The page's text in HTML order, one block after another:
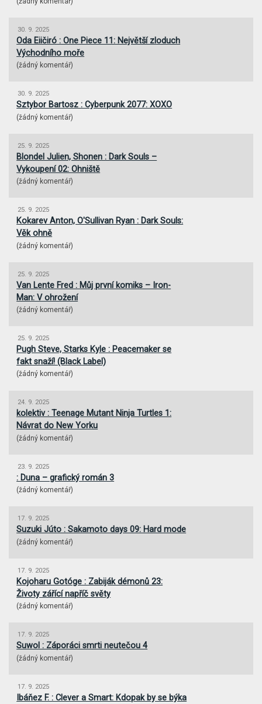
30. 9. 2025
Oda Eiičiró : One Piece 11: Největší zloduch
Východního moře
(žádný komentář)
30. 9. 2025
Sztybor Bartosz : Cyberpunk 2077: XOXO
(žádný komentář)
25. 9. 2025
Blondel Julien, Shonen : Dark Souls –
Vykoupení 02: Ohniště
(žádný komentář)
25. 9. 2025
Kokarev Anton, O'Sullivan Ryan : Dark Souls:
Věk ohně
(žádný komentář)
25. 9. 2025
Van Lente Fred : Můj první komiks – Iron-
Man: V ohrožení
(žádný komentář)
25. 9. 2025
Pugh Steve, Starks Kyle : Peacemaker se
fakt snaží! (Black Label)
(žádný komentář)
24. 9. 2025
kolektiv : Teenage Mutant Ninja Turtles 1:
Návrat do New Yorku
(žádný komentář)
23. 9. 2025
: Duna – grafický román 3
(žádný komentář)
17. 9. 2025
Suzuki Júto : Sakamoto days 09: Hard mode
(žádný komentář)
17. 9. 2025
Kojoharu Gotóge : Zabiják démonů 23:
Životy zářící napříč světy
(žádný komentář)
17. 9. 2025
Suwol : Záporáci smrti neutečou 4
(žádný komentář)
17. 9. 2025
Ibáňez F. : Clever a Smart: Kdopak by se býka